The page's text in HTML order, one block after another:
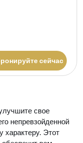
сейчас
свое
непревзойденной
характеру. Этот